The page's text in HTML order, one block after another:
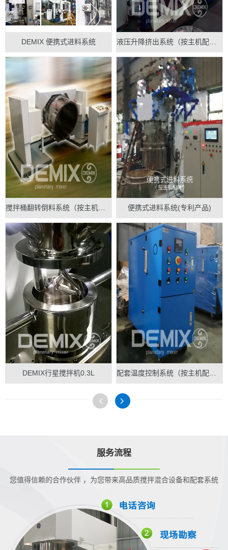
DEMIX 便携式进料系统
DEMIX行星搅拌机0.3L
液压升降挤出系统（按主机配做）
便携式进料系统(专利产品)
配套温度控制系统（按主机配做）
服务流程
您值得信赖的合作伙伴 ，为您带来高品质搅拌混合设备和配套系统